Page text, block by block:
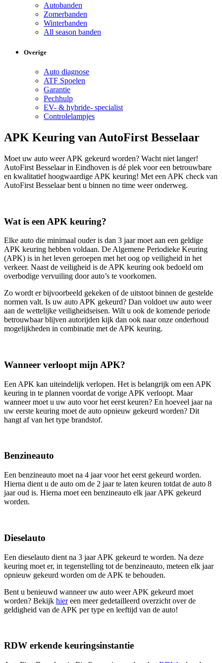
Autobanden
Zomerbanden
Winterbanden
All season banden
Overige
Auto diagnose
ATF Spoelen
Garantie
Pechhulp
EV- & hybride- specialist
Controlelampjes
APK Keuring van AutoFirst Besselaar
Moet uw auto weer APK gekeurd worden? Wacht niet langer!
AutoFirst Besselaar in Eindhoven is dé plek voor een betrouwbare
en kwalitatief hoogwaardige APK keuring! Met een APK check van
AutoFirst Besselaar bent u binnen no time weer onderweg.
Wat is een APK keuring?
Elke auto die minimaal ouder is dan 3 jaar moet aan een geldige
APK keuring hebben voldaan. De Algemene Periodieke Keuring
(APK) is in het leven geroepen met het oog op veiligheid in het
verkeer. Naast de veiligheid is de APK keuring ook bedoeld om
overbodige vervuiling door auto’s te voorkomen.
Zo wordt er bijvoorbeeld gekeken of de uitstoot binnen de gestelde
normen valt. Is uw auto APK gekeurd? Dan voldoet uw auto weer
aan de wettelijke veiligheidseisen. Wilt u ook de komende periode
betrouwbaar blijven autorijden kijk dan ook naar onze onderhoud
mogelijkheden in combinatie met de APK keuring.
Wanneer verloopt mijn APK?
Een APK kan uiteindelijk verlopen. Het is belangrijk om een APK
keuring in te plannen voordat de vorige APK verloopt. Maar
wanneer moet u uw auto voor het eerst keuren? En hoeveel jaar na
uw eerste keuring moet de auto opnieuw gekeurd worden? Dit
hangt af van het type brandstof.
Benzineauto
Een benzineauto moet na 4 jaar voor het eerst gekeurd worden.
Hierna dient u de auto om de 2 jaar te laten keuren totdat de auto 8
jaar oud is. Hierna moet een benzineauto elk jaar APK gekeurd
worden.
Dieselauto
Een dieselauto dient na 3 jaar APK gekeurd te worden. Na deze
keuring moet er, in tegenstelling tot de benzineauto, meteen elk jaar
opnieuw gekeurd worden om de APK te behouden.
Bent u benieuwd wanneer uw auto weer APK gekeurd moet
worden? Bekijk hiereen meer gedetailleerd overzicht over de
geldigheid van de APK per type en leeftijd van de auto!
RDW erkende keuringsinstantie